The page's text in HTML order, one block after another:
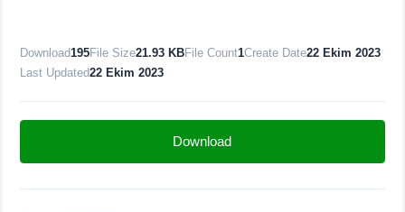
Download195File Size21.93 KBFile Count1Create Date22 Ekim 2023
Last Updated22 Ekim 2023
Download